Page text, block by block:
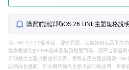
購買前請詳閱iOS 26 LINE主題規格說明
自LINE 9.12.0版本起，部分頁面、功能按鈕以及下方
能會根據您的LINE版本及裝置機型而異。因平台開發
所刊載之主題封面僅供示意，實際套用主題並開啟
設的綠色畫面。部分圖片僅供主題小舖刊載使用，不會